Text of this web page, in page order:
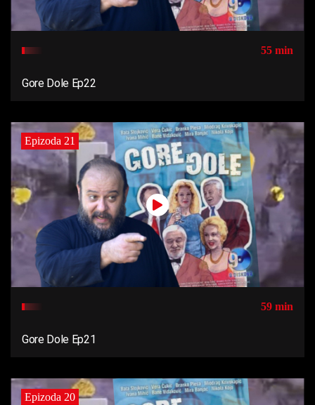
55 min
Gore Dole Ep22
Epizoda 21
59 min
Gore Dole Ep21
Epizoda 20